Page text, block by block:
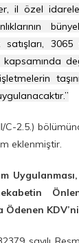
il özel
3065
C-2.5.)
eklenmiştir.
Ödenen